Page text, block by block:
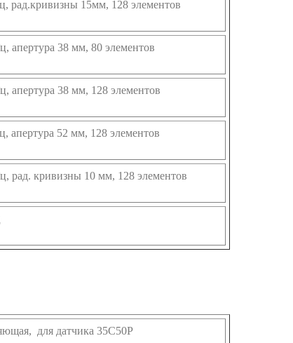
рад.кривизны 15мм, 128 элементов
апертура 38 мм, 80 элементов
апертура 38 мм, 128 элементов
апертура 52 мм, 128 элементов
рад. кривизны 10 мм, 128 элементов
для датчика 35C50P